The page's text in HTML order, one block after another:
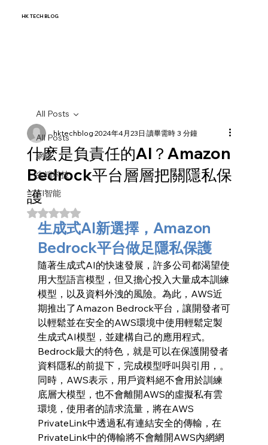
HK TECH BLOG
All Posts
網路
尖端科技
AI智能
All Posts
什麽是負責任的AI？Amazon
Bedrock平台層層把關隱私保
護
hktechblog2024年4月23日 讀畢需時 3 分鐘
評等為 NaN（最高為 5 顆星）。
生成式AI新選擇，Amazon
Bedrock平台做足隱私保護
隨著生成式AI的快速發展，許多公司都渴望使
用大型語言模型，但又擔心投入大量成本訓練
模型，以及資料外洩的風險。為此，AWS近
期推出了Amazon Bedrock平台，讓開發者可
以輕鬆並在安全的AWS環境中使用輕鬆定製
生成式AI模型，並建構自己的應用程式。
Bedrock最大的特色，就是可以在保護開發者
資料隱私的前提下，完成模型呼叫與引用，。
同時，AWS表示，用戶資料絕不會用於訓練
底層大模型，也不會離開AWS的虛擬私有雲
環境，使用者的請求流量，將在AWS
PrivateLink中透過私有連結安全的傳輸，在
PrivateLink中的傳輸將不會離開AWS內網網